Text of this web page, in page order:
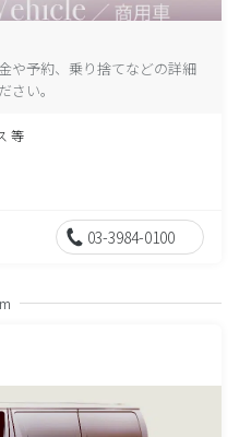
や予約、乗り捨てなどの詳細
い。
等
03-3984-0100